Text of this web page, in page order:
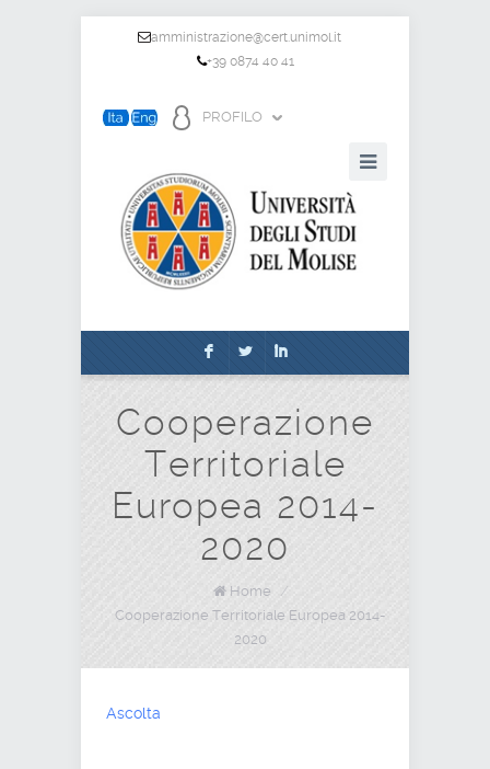
amministrazione@cert.unimol.it
+39 0874 40 41
PROFILO
F L I
Cooperazione
Territoriale
Europea 2014-
2020
Home
/
Cooperazione Territoriale Europea 2014-
2020
Ascolta